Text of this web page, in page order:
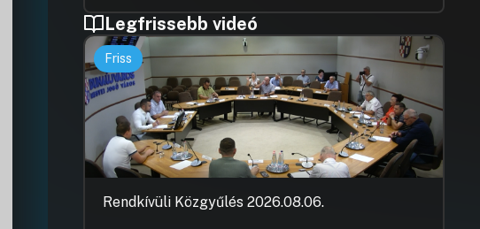
Legfrissebb videó
Friss
Rendkívüli Közgyűlés 2026.08.06.